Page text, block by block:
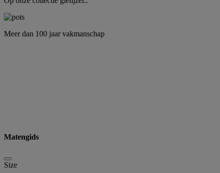
Meer dan 100 jaar vakmanschap
Matengids
Size